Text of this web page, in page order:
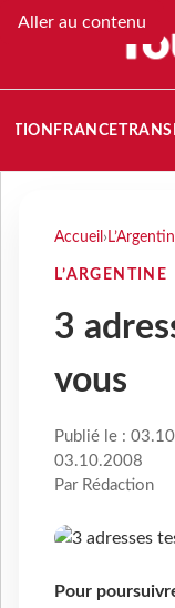
Aller au contenu
FRANCE
Accueil ›
L’ARGENTINE
3
vous
Publié le :
03.10.2008
Par Rédaction
Pour